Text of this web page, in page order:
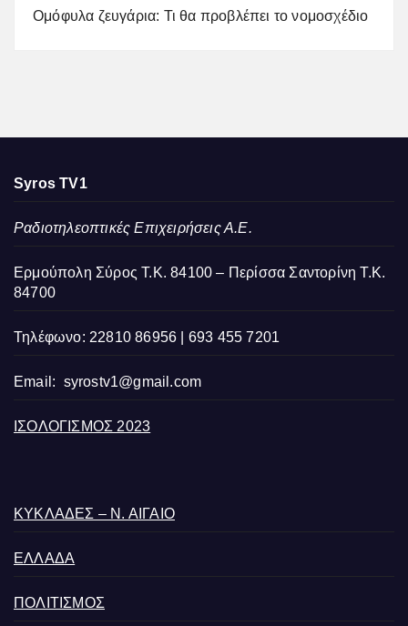
Ομόφυλα ζευγάρια: Τι θα προβλέπει το νομοσχέδιο
Syros TV1
Ραδιοτηλεοπτικές Επιχειρήσεις Α.Ε.
Ερμούπολη Σύρος Τ.Κ. 84100 – Περίσσα Σαντορίνη Τ.Κ.
84700
Τηλέφωνο: 22810 86956 | 693 455 7201
Email: syrostv1@gmail.com
ΙΣΟΛΟΓΙΣΜΟΣ 2023
ΚΥΚΛΑΔΕΣ – Ν. ΑΙΓΑΙΟ
ΕΛΛΑΔΑ
ΠΟΛΙΤΙΣΜΟΣ